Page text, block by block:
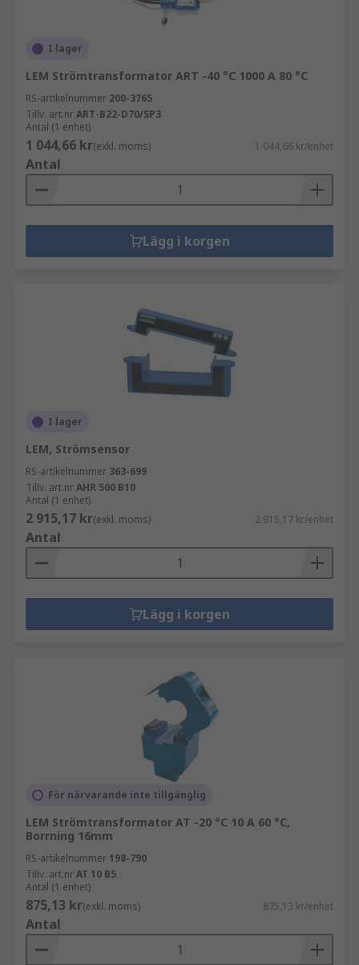
I lager
LEM Strömtransformator ART -40 °C 1000 A 80 °C
RS-artikelnummer 200-3765
Tillv. art.nrART-B22-D70/SP3
Antal (1 enhet)
1 044,66 kr(exkl. moms) 1 044,66 kr/enhet
Antal
Lägg i korgen
I lager
LEM, Strömsensor
RS-artikelnummer 363-699
Tillv. art.nrAHR 500 B10
Antal (1 enhet)
2 915,17 kr(exkl. moms) 2 915,17 kr/enhet
Antal
Lägg i korgen
För närvarande inte tillgänglig
LEM Strömtransformator AT -20 °C 10 A 60 °C,
Borrning 16mm
RS-artikelnummer 198-790
Tillv. art.nrAT 10 B5
Antal (1 enhet)
875,13 kr(exkl. moms) 875,13 kr/enhet
Antal